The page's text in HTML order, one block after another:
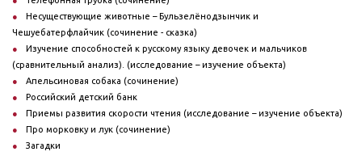
Несуществующие животные – Бульзелёнодзынчик и
Чешуебатерфлайчик (сочинение - сказка)
Изучение способностей к русскому языку девочек и мальчиков
(сравнительный анализ). (исследование – изучение объекта)
Апельсиновая собака (сочинение)
Российский детский банк
Приемы развития скорости чтения (исследование – изучение объекта)
Про морковку и лук (сочинение)
Загадки